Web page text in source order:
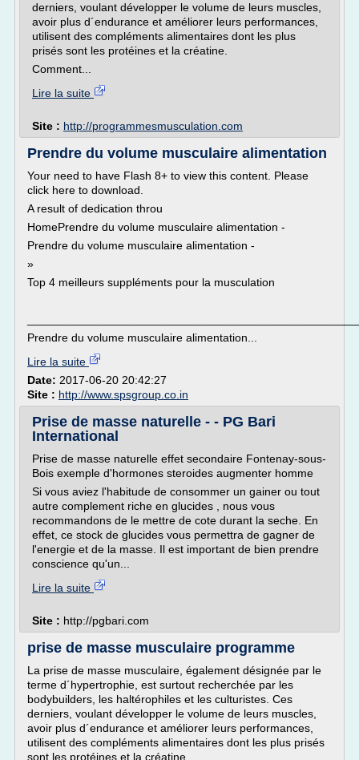
derniers, voulant développer le volume de leurs muscles,
avoir plus d´endurance et améliorer leurs performances,
utilisent des compléments alimentaires dont les plus
prisés sont les protéines et la créatine.
Comment...
Lire la suite
Site : http://programmesmusculation.com
Prendre du volume musculaire alimentation
Your need to have Flash 8+ to view this content. Please
click here to download.
A result of dedication throu
HomePrendre du volume musculaire alimentation -
Prendre du volume musculaire alimentation -
»
Top 4 meilleurs suppléments pour la musculation
Prendre du volume musculaire alimentation...
Lire la suite
Date: 2017-06-20 20:42:27
Site : http://www.spsgroup.co.in
Prise de masse naturelle - - PG Bari
International
Prise de masse naturelle effet secondaire Fontenay-sous-
Bois exemple d'hormones steroides augmenter homme
Si vous aviez l'habitude de consommer un gainer ou tout
autre complement riche en glucides , nous vous
recommandons de le mettre de cote durant la seche. En
effet, ce stock de glucides vous permettra de gagner de
l'energie et de la masse. Il est important de bien prendre
conscience qu'un...
Lire la suite
Site : http://pgbari.com
prise de masse musculaire programme
La prise de masse musculaire, également désignée par le
terme d´hypertrophie, est surtout recherchée par les
bodybuilders, les haltérophiles et les culturistes. Ces
derniers, voulant développer le volume de leurs muscles,
avoir plus d´endurance et améliorer leurs performances,
utilisent des compléments alimentaires dont les plus prisés
sont les protéines et la créatine.